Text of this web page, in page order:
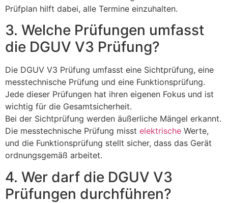
Prüfplan hilft dabei, alle Termine einzuhalten.
3. Welche Prüfungen umfasst
die DGUV V3 Prüfung?
Die DGUV V3 Prüfung umfasst eine Sichtprüfung, eine
messtechnische Prüfung und eine Funktionsprüfung.
Jede dieser Prüfungen hat ihren eigenen Fokus und ist
wichtig für die Gesamtsicherheit.
Bei der Sichtprüfung werden äußerliche Mängel erkannt.
Die messtechnische Prüfung misst elektrische Werte,
und die Funktionsprüfung stellt sicher, dass das Gerät
ordnungsgemäß arbeitet.
4. Wer darf die DGUV V3
Prüfungen durchführen?